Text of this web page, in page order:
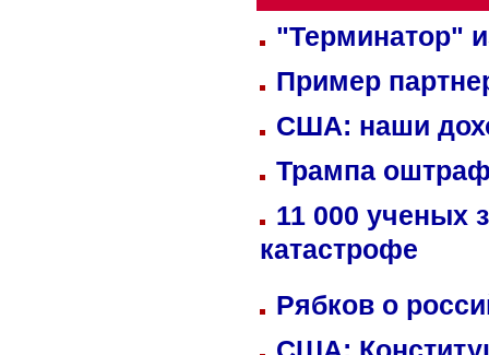
"Терминатор"
Пример
США: наши
Трампа
11 000 ученых
катастрофе
Рябков о